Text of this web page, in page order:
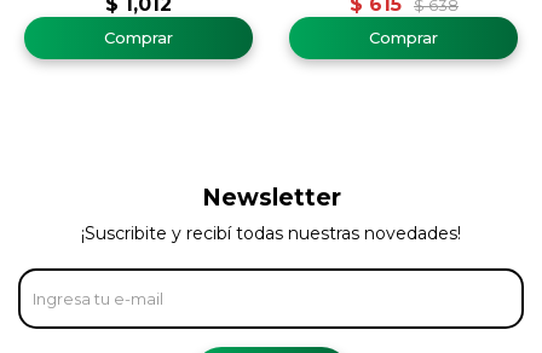
$ 638
Newsletter
¡Suscribite y recibí todas nuestras novedades!